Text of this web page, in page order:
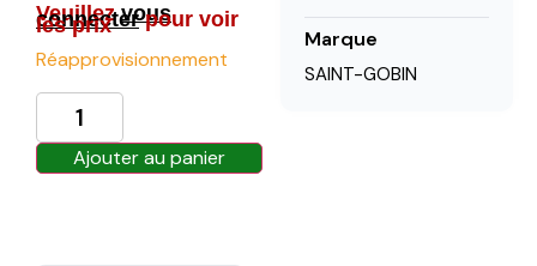
Veuillezvous
connecterpour voir
les prix
Réapprovisionnement
Ajouter au panier
Marque
SAINT-GOBIN